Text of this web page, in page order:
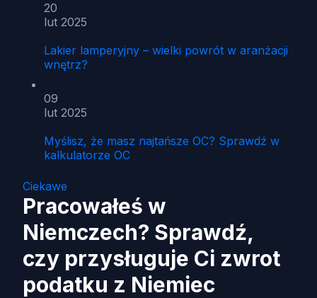
20
lut 2025
Lakier lamperyjny – wielki powrót w aranżacji
wnętrz?
09
lut 2025
Myślisz, że masz najtańsze OC? Sprawdź w
kalkulatorze OC
Ciekawe
Pracowałeś w
Niemczech? Sprawdź,
czy przysługuje Ci zwrot
podatku z Niemiec